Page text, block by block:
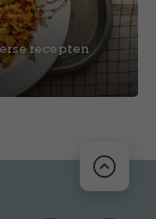
recepten